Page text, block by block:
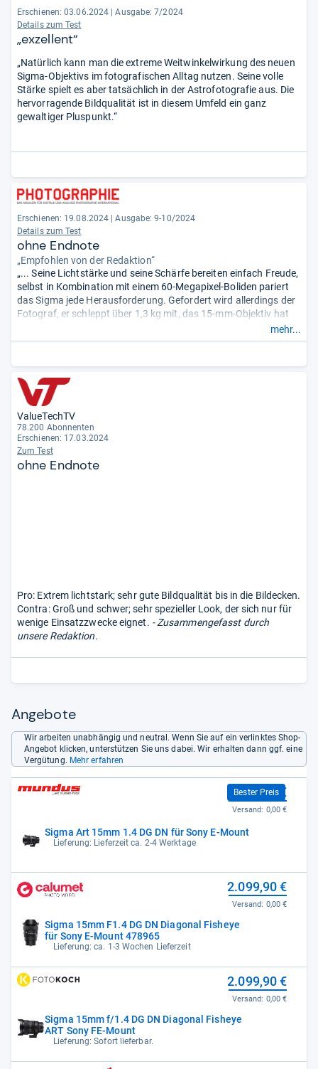
Erschienen: 03.06.2024 | Ausgabe: 7/2024
Details zum Test
„exzellent“
„Natürlich kann man die extreme Weitwinkelwirkung des neuen
Sigma-Objektivs im fotografischen Alltag nutzen. Seine volle
Stärke spielt es aber tatsächlich in der Astrofotografie aus. Die
hervorragende Bildqualität ist in diesem Umfeld ein ganz
gewaltiger Pluspunkt.“
Erschienen: 19.08.2024 | Ausgabe: 9-10/2024
Details zum Test
ohne Endnote
„Empfohlen von der Redaktion“
„... Seine Lichtstärke und seine Schärfe bereiten einfach Freude,
selbst in Kombination mit einem 60-Megapixel-Boliden pariert
das Sigma jede Herausforderung. Gefordert wird allerdings der
Fotograf, er schleppt über 1,3 kg mit, das 15-mm-Objektiv hat
eine eigene Stativschelle, wie man sie sonst nur bei Tele-Linsen
kennt. Prädestiniert für Astro-Motive, lockt das Sigma darüber
mehr...
ValueTechTV
78.200 Abonnenten
Erschienen: 17.03.2024
Zum Test
ohne Endnote
Pro: Extrem lichtstark; sehr gute Bildqualität bis in die Bildecken.
Contra: Groß und schwer; sehr spezieller Look, der sich nur für
wenige Einsatzzwecke eignet. - Zusammengefasst durch
unsere Redaktion.
Angebote
Wir arbeiten unabhängig und neutral. Wenn Sie auf ein verlinktes Shop-
Angebot klicken, unterstützen Sie uns dabei. Wir erhalten dann ggf. eine
Vergütung. Mehr erfahren
Sigma Art 15mm 1.4 DG DN für Sony E-Mount
Lieferung: Lieferzeit ca. 2-4 Werktage
Bester Preis
2.099,00 €
Versand: 0,00 €
Sigma 15mm F1.4 DG DN Diagonal Fisheye
für Sony E-Mount 478965
Lieferung: ca. 1-3 Wochen Lieferzeit
2.099,90 €
Versand: 0,00 €
Sigma 15mm f/1.4 DG DN Diagonal Fisheye
ART Sony FE-Mount
Lieferung: Sofort lieferbar.
2.099,90 €
Versand: 0,00 €